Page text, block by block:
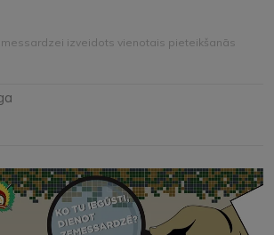
izveidots vienotais pieteikšanās